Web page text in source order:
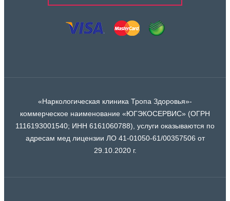
«Наркологическая клиника Тропа Здоровья»-
коммерческое наименование «ЮГЭКОСЕРВИС» (ОГРН
1116193001540; ИНН 6161060788), услуги оказываются по
адресам мед лицензии ЛО 41-01050-61/00357506 от
29.10.2020 г.